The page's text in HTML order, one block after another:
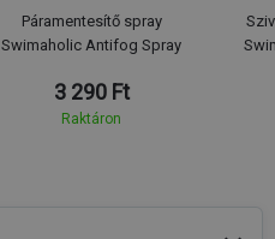
Páramentesítő spray
Swimaholic Antifog Spray
3 290 Ft
Raktáron